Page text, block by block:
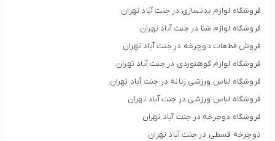
فروشگاه لوازم بدنسازی در جنت آباد تهران
فروشگاه لوازم شنا در جنت آباد تهران
فروش قطعات دوچرخه در جنت آباد تهران
فروشگاه لوازم کوهنوردی در جنت آباد تهران
فروشگاه لباس ورزشی زنانه در جنت آباد تهران
فروشگاه لباس ورزشی در جنت آباد تهران
فروشگاه دوچرخه در جنت آباد تهران
دوچرخه قسطی در جنت آباد تهران